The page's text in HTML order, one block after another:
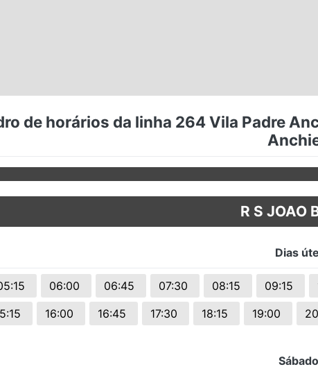
de horários da linha 264 Vila Padre
R S JOAO
Dias
06:00 06:45 07:30 08:15 09:15
16:00 16:45 17:30 18:15 19:00